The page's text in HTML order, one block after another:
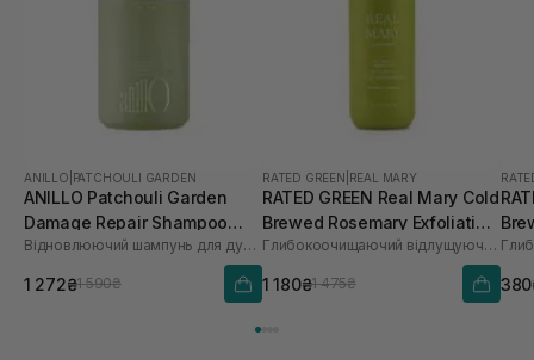
ANILLO PATCHOULI GARDEN
ANILLO Patchouli Garden
Damage Repair Shampoo
450 мл
Відновлюючий шампунь для дуже пошкодженого волосся
1 272₴1 590₴
RATED GREEN REAL MARY
RATED GREEN Real Mary Cold
Brewed Rosemary Exfoliating
Scalp Shampoo 400 ml
Глибокоочищаючий відлущуючий шампунь з соком розмарину
1 180₴1 475₴